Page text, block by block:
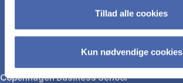
Tillad alle cookies
Kun nødvendige cookies
Copenhagen Business School